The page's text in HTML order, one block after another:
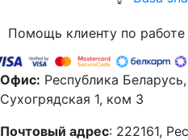
Помощь клиенту по
Офис: Республика
Сухогрядская 1, ком 3
Почтовый адрес: 222161,